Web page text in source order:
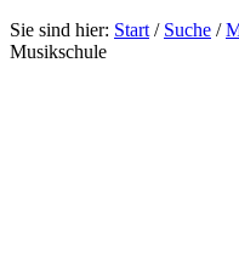
Sie sind hier: Start / Suche /
Musikschule